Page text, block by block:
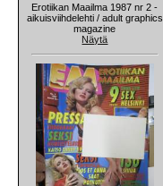
Erotiikan Maailma 1987 nr 2 -
aikuisviihdelehti / adult graphics
magazine
Näytä